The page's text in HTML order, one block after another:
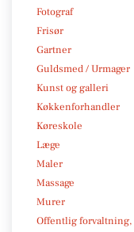
Fotograf
Frisør
Gartner
Guldsmed / Urmager
Kunst og galleri
Køkkenforhandler
Køreskole
Læge
Maler
Massage
Murer
Offentlig forvaltning,